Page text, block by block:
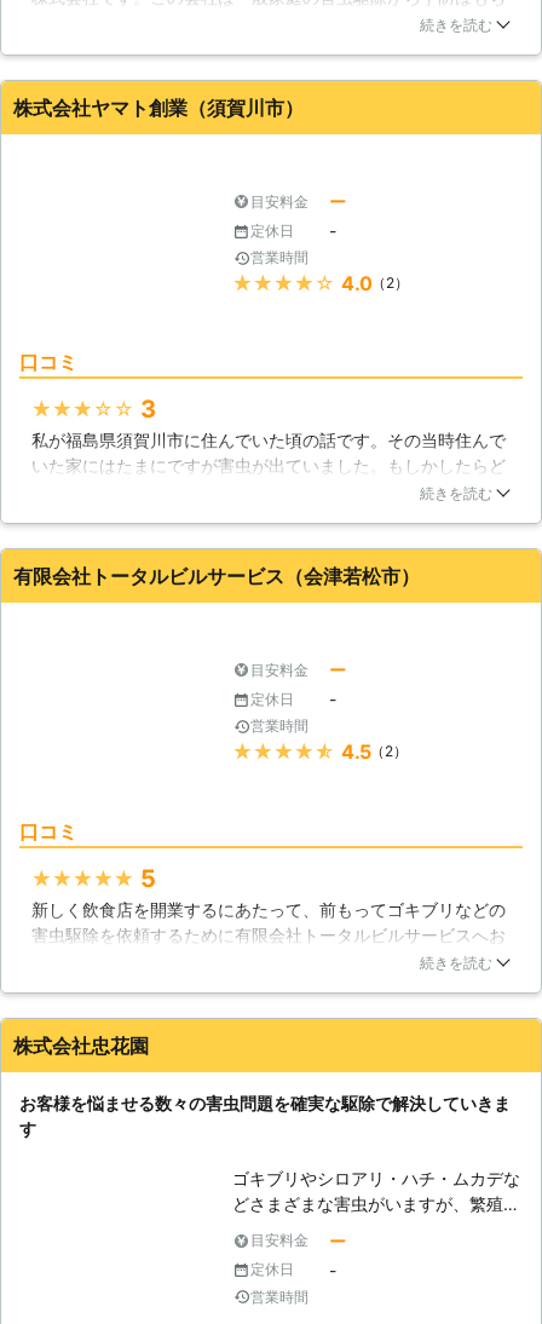
ろん、飲食店の衛生予防から製造工場での防虫対策まで行って
とをお勧めします。
福島県 いわき市 2016年10月18日
続きを読む
株式会社ヤマト創業（須賀川市）
目安料金 ー
定休日 -
営業時間
★★★★★ 4.0（2）
口コミ
★★★★★ 3
私が福島県須賀川市に住んでいた頃の話です。その当時住んで
いた家にはたまにですが害虫が出ていました。もしかしたらど
こかに巣でもあるのではないかなと思ったので業者さんに来て
い段階で駆除をしてくれました。
福島県 須賀川市 2016年10月17日
続きを読む
有限会社トータルビルサービス（会津若松市）
目安料金 ー
定休日 -
営業時間
★★★★★ 4.5（2）
口コミ
★★★★★ 5
新しく飲食店を開業するにあたって、前もってゴキブリなどの
害虫駆除を依頼するために有限会社トータルビルサービスへお
願いをしました。周りの飲食店仲間からも評価が高いこともあ
のでとても良かったです。発生しやすい水回りはもちろん、見
落としがちなところまで徹底的にメンテナンスをしてくれまし
福島県
続きを読む
株式会社忠花園
お客様を悩ませる数々の害虫問題を確実な駆除で解決していきま
す
ゴキブリやシロアリ・ハチ・ムカデな
どさまざまな害虫がいますが、繁殖力
が高く放置しておくと増えていくので
早めの対処が必要です。ホームセンタ
ーで駆除剤が販売されているので、自
分で駆除を行うこともできますが、効
目安料金 ー
定休日 -
営業時間